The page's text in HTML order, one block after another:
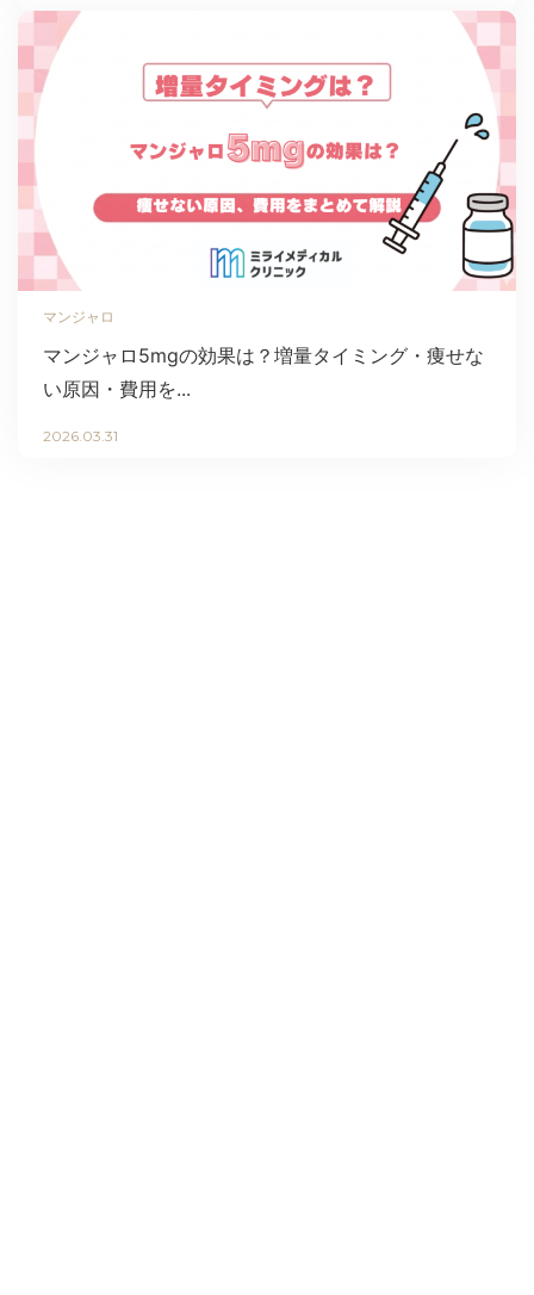
マンジャロ
マンジャロ5mgの効果は？増量タイミング・痩せな
い原因・費用を...
2026.03.31